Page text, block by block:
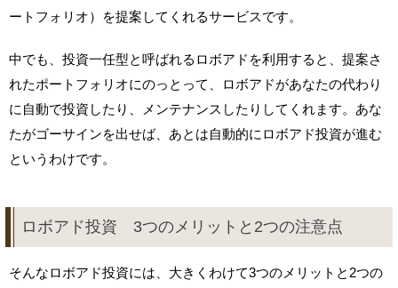
ートフォリオ）を提案してくれるサービスです。
中でも、投資一任型と呼ばれるロボアドを利用すると、提案さ
れたポートフォリオにのっとって、ロボアドがあなたの代わり
に自動で投資したり、メンテナンスしたりしてくれます。あな
たがゴーサインを出せば、あとは自動的にロボアド投資が進む
というわけです。
ロボアド投資 3つのメリットと2つの注意点
そんなロボアド投資には、大きくわけて3つのメリットと2つの